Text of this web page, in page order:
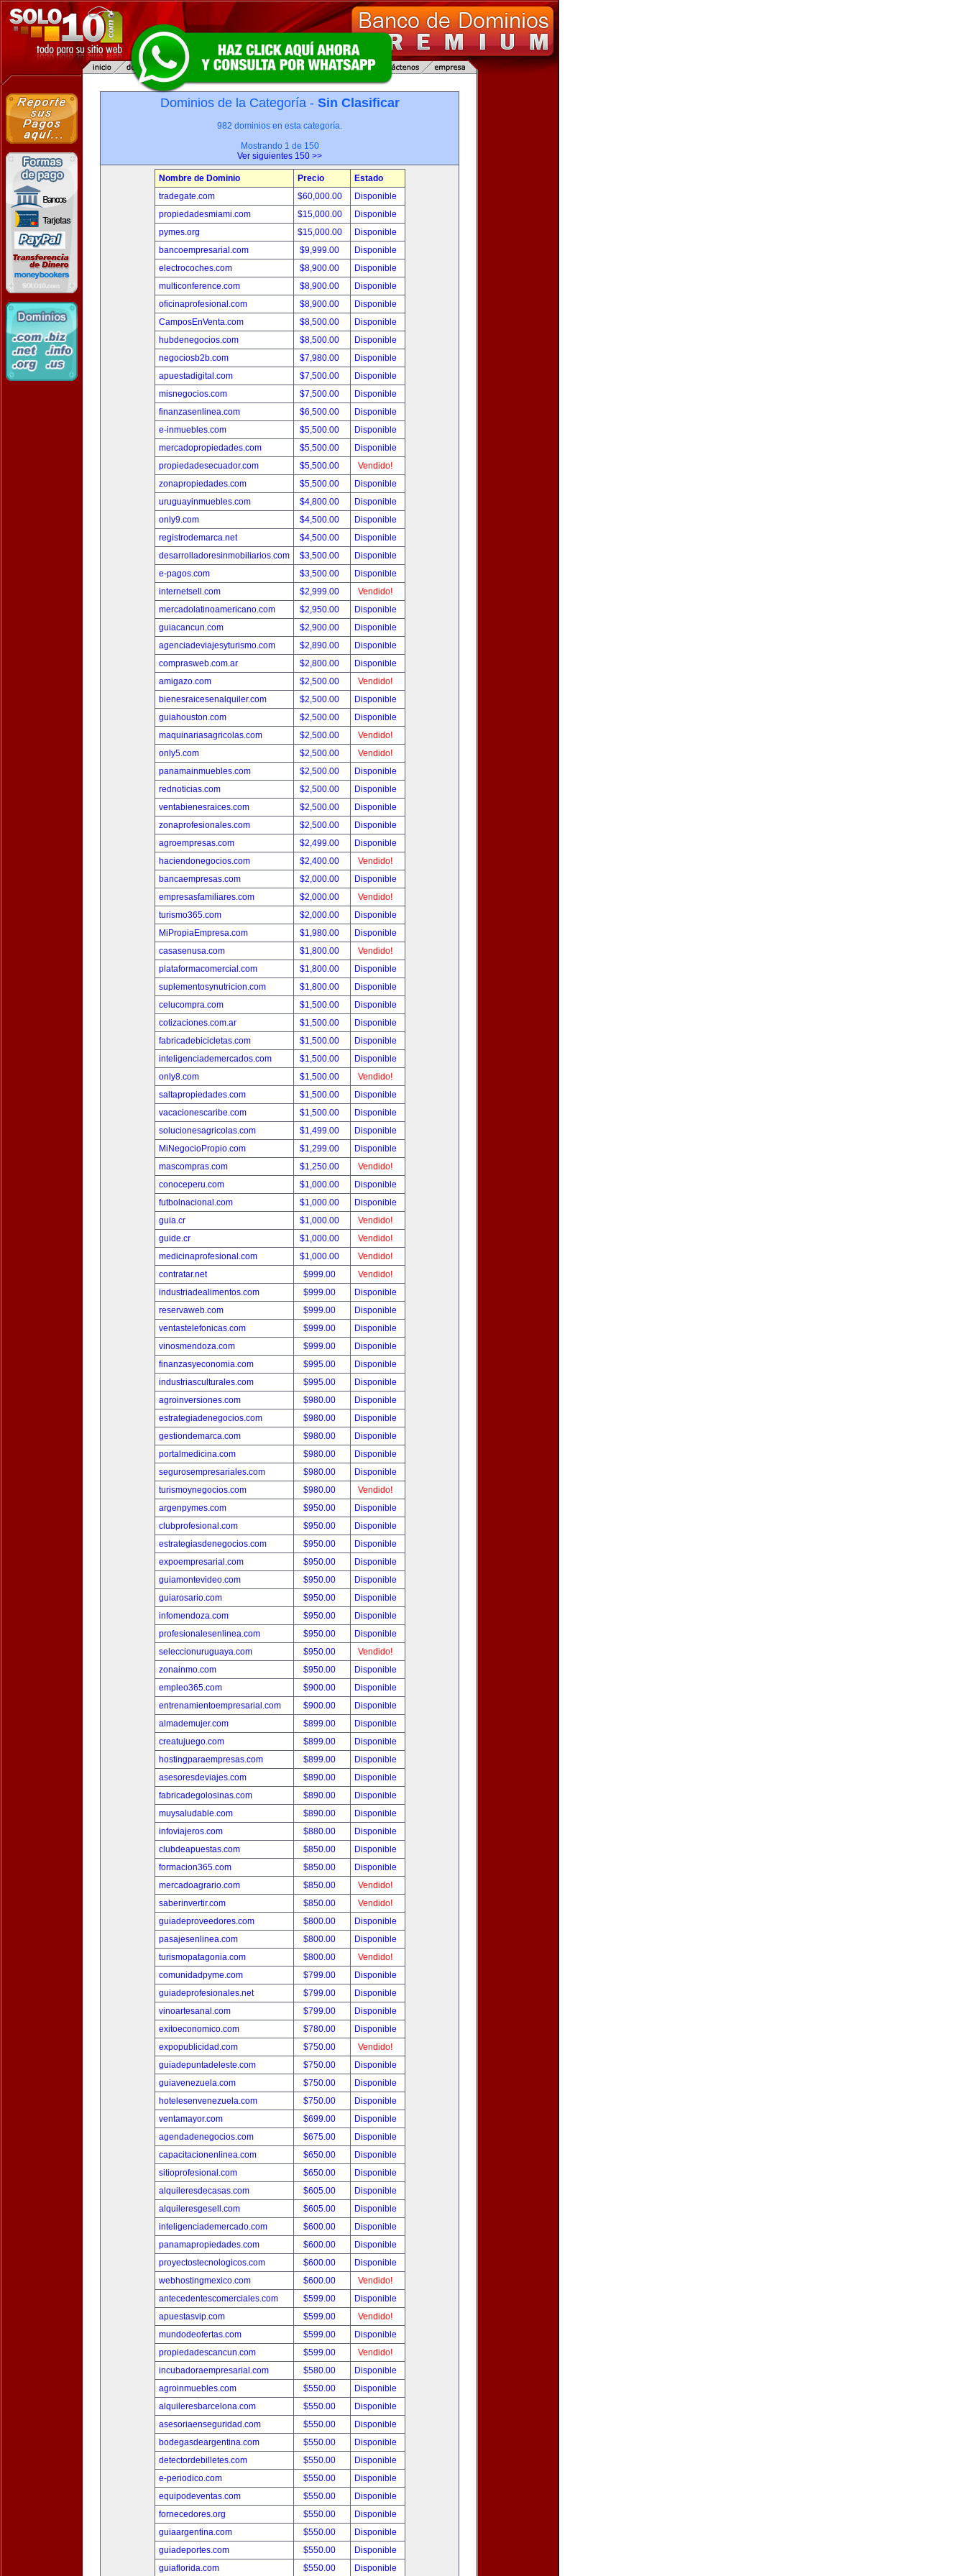
Dominios de la Categoría - Sin Clasificar
982 dominios en esta categoría.
Mostrando 1 de 150
Ver siguientes 150 >>
Nombre de Dominio Precio
Estado
tradegate.com
$60,000.00
Disponible
propiedadesmiami.com
$15,000.00
Disponible
pymes.org
$15,000.00
Disponible
bancoempresarial.com
$9,999.00
Disponible
electrocoches.com
$8,900.00
Disponible
multiconference.com
$8,900.00
Disponible
oficinaprofesional.com
$8,900.00
Disponible
CamposEnVenta.com
$8,500.00
Disponible
hubdenegocios.com
$8,500.00
Disponible
negociosb2b.com
$7,980.00
Disponible
apuestadigital.com
$7,500.00
Disponible
misnegocios.com
$7,500.00
Disponible
finanzasenlinea.com
$6,500.00
Disponible
e-inmuebles.com
$5,500.00
Disponible
mercadopropiedades.com
$5,500.00
Disponible
propiedadesecuador.com
$5,500.00
Vendido!
zonapropiedades.com
$5,500.00
Disponible
uruguayinmuebles.com
$4,800.00
Disponible
only9.com
$4,500.00
Disponible
registrodemarca.net
$4,500.00
Disponible
desarrolladoresinmobiliarios.com
$3,500.00
Disponible
e-pagos.com
$3,500.00
Disponible
internetsell.com
$2,999.00
Vendido!
mercadolatinoamericano.com
$2,950.00
Disponible
guiacancun.com
$2,900.00
Disponible
agenciadeviajesyturismo.com
$2,890.00
Disponible
comprasweb.com.ar
$2,800.00
Disponible
amigazo.com
$2,500.00
Vendido!
bienesraicesenalquiler.com
$2,500.00
Disponible
guiahouston.com
$2,500.00
Disponible
maquinariasagricolas.com
$2,500.00
Vendido!
only5.com
$2,500.00
Vendido!
panamainmuebles.com
$2,500.00
Disponible
rednoticias.com
$2,500.00
Disponible
ventabienesraices.com
$2,500.00
Disponible
zonaprofesionales.com
$2,500.00
Disponible
agroempresas.com
$2,499.00
Disponible
haciendonegocios.com
$2,400.00
Vendido!
bancaempresas.com
$2,000.00
Disponible
empresasfamiliares.com
$2,000.00
Vendido!
turismo365.com
$2,000.00
Disponible
MiPropiaEmpresa.com
$1,980.00
Disponible
casasenusa.com
$1,800.00
Vendido!
plataformacomercial.com
$1,800.00
Disponible
suplementosynutricion.com
$1,800.00
Disponible
celucompra.com
$1,500.00
Disponible
cotizaciones.com.ar
$1,500.00
Disponible
fabricadebicicletas.com
$1,500.00
Disponible
inteligenciademercados.com
$1,500.00
Disponible
only8.com
$1,500.00
Vendido!
saltapropiedades.com
$1,500.00
Disponible
vacacionescaribe.com
$1,500.00
Disponible
solucionesagricolas.com
$1,499.00
Disponible
MiNegocioPropio.com
$1,299.00
Disponible
mascompras.com
$1,250.00
Vendido!
conoceperu.com
$1,000.00
Disponible
futbolnacional.com
$1,000.00
Disponible
guia.cr
$1,000.00
Vendido!
guide.cr
$1,000.00
Vendido!
medicinaprofesional.com
$1,000.00
Vendido!
contratar.net
$999.00
Vendido!
industriadealimentos.com
$999.00
Disponible
reservaweb.com
$999.00
Disponible
ventastelefonicas.com
$999.00
Disponible
vinosmendoza.com
$999.00
Disponible
finanzasyeconomia.com
$995.00
Disponible
industriasculturales.com
$995.00
Disponible
agroinversiones.com
$980.00
Disponible
estrategiadenegocios.com
$980.00
Disponible
gestiondemarca.com
$980.00
Disponible
portalmedicina.com
$980.00
Disponible
segurosempresariales.com
$980.00
Disponible
turismoynegocios.com
$980.00
Vendido!
argenpymes.com
$950.00
Disponible
clubprofesional.com
$950.00
Disponible
estrategiasdenegocios.com
$950.00
Disponible
expoempresarial.com
$950.00
Disponible
guiamontevideo.com
$950.00
Disponible
guiarosario.com
$950.00
Disponible
infomendoza.com
$950.00
Disponible
profesionalesenlinea.com
$950.00
Disponible
seleccionuruguaya.com
$950.00
Vendido!
zonainmo.com
$950.00
Disponible
empleo365.com
$900.00
Disponible
entrenamientoempresarial.com
$900.00
Disponible
almademujer.com
$899.00
Disponible
creatujuego.com
$899.00
Disponible
hostingparaempresas.com
$899.00
Disponible
asesoresdeviajes.com
$890.00
Disponible
fabricadegolosinas.com
$890.00
Disponible
muysaludable.com
$890.00
Disponible
infoviajeros.com
$880.00
Disponible
clubdeapuestas.com
$850.00
Disponible
formacion365.com
$850.00
Disponible
mercadoagrario.com
$850.00
Vendido!
saberinvertir.com
$850.00
Vendido!
guiadeproveedores.com
$800.00
Disponible
pasajesenlinea.com
$800.00
Disponible
turismopatagonia.com
$800.00
Vendido!
comunidadpyme.com
$799.00
Disponible
guiadeprofesionales.net
$799.00
Disponible
vinoartesanal.com
$799.00
Disponible
exitoeconomico.com
$780.00
Disponible
expopublicidad.com
$750.00
Vendido!
guiadepuntadeleste.com
$750.00
Disponible
guiavenezuela.com
$750.00
Disponible
hotelesenvenezuela.com
$750.00
Disponible
ventamayor.com
$699.00
Disponible
agendadenegocios.com
$675.00
Disponible
capacitacionenlinea.com
$650.00
Disponible
sitioprofesional.com
$650.00
Disponible
alquileresdecasas.com
$605.00
Disponible
alquileresgesell.com
$605.00
Disponible
inteligenciademercado.com
$600.00
Disponible
panamapropiedades.com
$600.00
Disponible
proyectostecnologicos.com
$600.00
Disponible
webhostingmexico.com
$600.00
Vendido!
antecedentescomerciales.com
$599.00
Disponible
apuestasvip.com
$599.00
Vendido!
mundodeofertas.com
$599.00
Disponible
propiedadescancun.com
$599.00
Vendido!
incubadoraempresarial.com
$580.00
Disponible
agroinmuebles.com
$550.00
Disponible
alquileresbarcelona.com
$550.00
Disponible
asesoriaenseguridad.com
$550.00
Disponible
bodegasdeargentina.com
$550.00
Disponible
detectordebilletes.com
$550.00
Disponible
e-periodico.com
$550.00
Disponible
equipodeventas.com
$550.00
Disponible
fornecedores.org
$550.00
Disponible
guiaargentina.com
$550.00
Disponible
guiadeportes.com
$550.00
Disponible
guiaflorida.com
$550.00 Disponible